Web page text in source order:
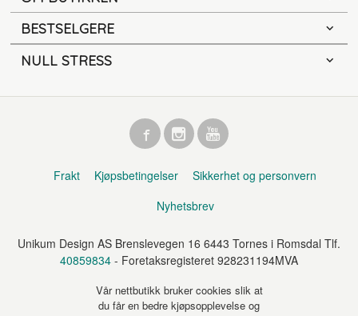
BESTSELGERE
NULL STRESS
Frakt Kjøpsbetingelser
Sikkerhet og personvern
Nyhetsbrev
Unikum Design AS Brenslevegen 16 6443 Tornes i Romsdal Tlf.
40859834 - Foretaksregisteret 928231194MVA
Vår nettbutikk bruker cookies slik at
du får en bedre kjøpsopplevelse og